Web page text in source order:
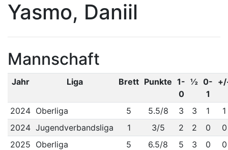
Yasmo, Daniil
Mannschaft
Jahr Liga Brett Punkte 1-
0
½ 0-
1
2024 Oberliga 5 5.5/8 3 3 1
1
2024 Jugendverbandsliga 1 3/5 2 2 0
0
2025 Oberliga 5 6.5/8 5 3 0
0